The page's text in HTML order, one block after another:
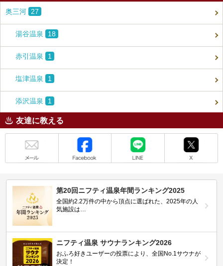
奥三河 27
湯谷温泉 18
赤引温泉 1
塩津温泉 1
添沢温泉 1
友達に教える
第20回ニフティ温泉年間ランキング2025
全国約2.2万件の中から頂点に選ばれた、2025年の人
気施設は…
ニフティ温泉 サウナランキング2026
おふろ好きユーザーの投票により、全国No.1サウナが
決定！